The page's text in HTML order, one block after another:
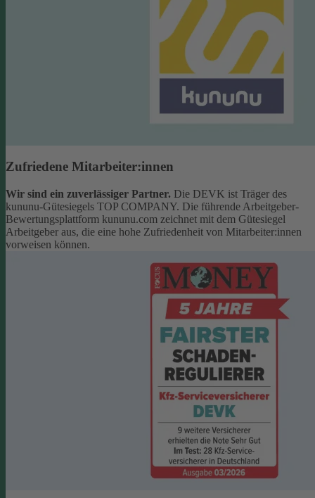
Zufriedene Mitarbeiter:innen
Wir sind ein zuverlässiger Partner. Die DEVK ist Träger des
kununu-Gütesiegels TOP COMPANY. Die führende Arbeitgeber-
Bewertungsplattform kununu.com zeichnet mit dem Gütesiegel
Arbeitgeber aus, die eine hohe Zufriedenheit von Mitarbeiter:innen
vorweisen können.